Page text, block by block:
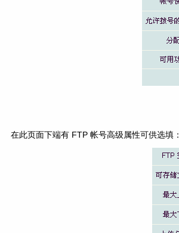
在此页面下端有 FTP 帐号高级属性可供选填：